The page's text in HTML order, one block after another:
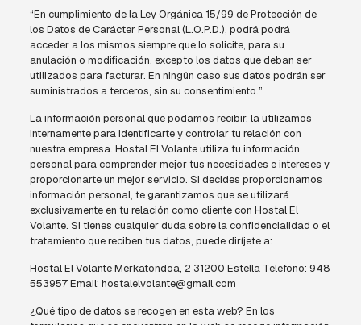
“En cumplimiento de la Ley Orgánica 15/99 de Protección de
los Datos de Carácter Personal (L.O.P.D.), podrá podrá
acceder a los mismos siempre que lo solicite, para su
anulación o modificación, excepto los datos que deban ser
utilizados para facturar. En ningún caso sus datos podrán ser
suministrados a terceros, sin su consentimiento.”
La información personal que podamos recibir, la utilizamos
internamente para identificarte y controlar tu relación con
nuestra empresa. Hostal El Volante utiliza tu información
personal para comprender mejor tus necesidades e intereses y
proporcionarte un mejor servicio. Si decides proporcionarnos
información personal, te garantizamos que se utilizará
exclusivamente en tu relación como cliente con Hostal El
Volante. Si tienes cualquier duda sobre la confidencialidad o el
tratamiento que reciben tus datos, puede diríjete a:
Hostal El Volante Merkatondoa, 2 31200 Estella Teléfono: 948
553957 Email: hostalelvolante@gmail.com
¿Qué tipo de datos se recogen en esta web? En los